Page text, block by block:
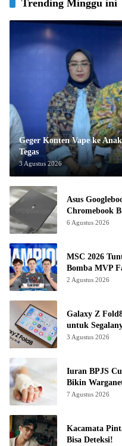
Trending Minggu ini
Geger Konten Vape ke
Tegas
3 Agustus 2026
Asus
Chromebook
6 Agustus 2026
MSC 2026
Bomba MVP
2 Agustus 2026
Galaxy Z
untuk
3 Agustus 2026
Iuran BPJS
Bikin
7 Agustus 2026
Kacamata
Bisa Deteksi!